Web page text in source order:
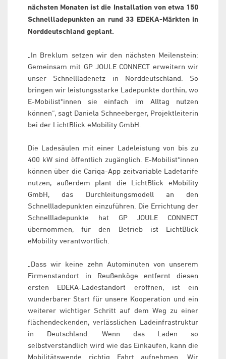
nächsten Monaten ist die Installation von etwa 150
Schnellladepunkten an rund 33 EDEKA-Märkten in
Norddeutschland geplant.
„In Breklum setzen wir den nächsten Meilenstein:
Gemeinsam mit GP JOULE CONNECT erweitern wir
unser Schnellladenetz in Norddeutschland. So
bringen wir leistungsstarke Ladepunkte dorthin, wo
E-Mobilist*innen sie einfach im Alltag nutzen
können“, sagt Daniela Schneeberger, Projektleiterin
bei der LichtBlick eMobility GmbH.
Die Ladesäulen mit einer Ladeleistung von bis zu
400 kW sind öffentlich zugänglich. E-Mobilist*innen
können über die Cariqa-App zeitvariable Ladetarife
nutzen, außerdem plant die LichtBlick eMobility
GmbH, das Durchleitungsmodell an den
Schnellladepunkten einzuführen. Die Errichtung der
Schnellladepunkte hat GP JOULE CONNECT
übernommen, für den Betrieb ist LichtBlick
eMobility verantwortlich.
„Dass wir keine zehn Autominuten von unserem
Firmenstandort in Reußenköge entfernt diesen
ersten EDEKA-Ladestandort eröffnen, ist ein
wunderbarer Start für unsere Kooperation und ein
weiterer wichtiger Schritt auf dem Weg zu einer
flächendeckenden, verlässlichen Ladeinfrastruktur
in Deutschland. Wenn das Laden so
selbstverständlich wird wie das Einkaufen, kann die
Mobilitätswende richtig Fahrt aufnehmen. Wir